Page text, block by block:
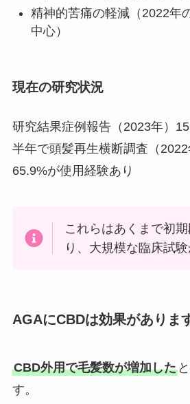
精神的苦痛の軽減（2022年
中心）
現在の研究状況
研究結果症例報告（2023年）
半年で頭髪再生横断調査（
65.9%が使用経験あり
これらはあくまで初
り、大規模な臨床試験
AGAにCBDは効果がありま
CBD外用で毛髪数が増加した
す。